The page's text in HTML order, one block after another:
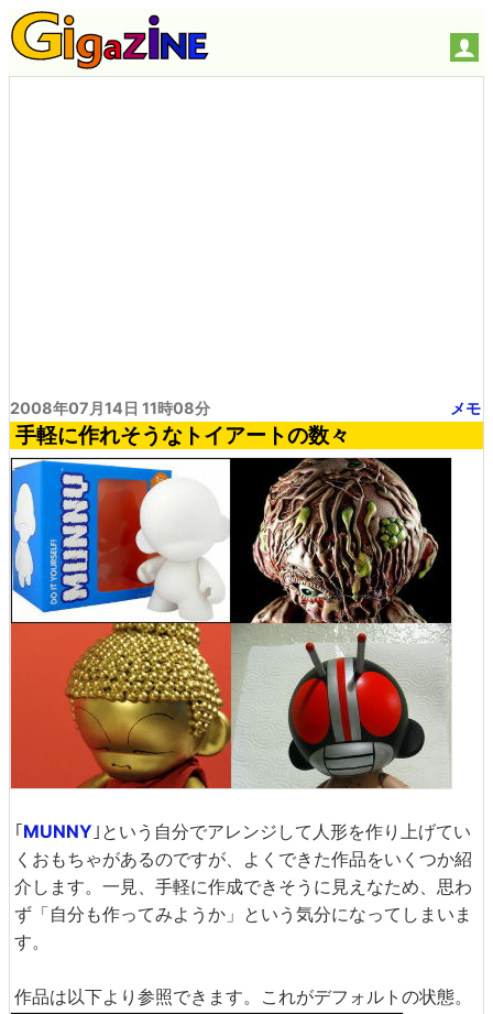
2008年07月14日 11時08分 メモ
手軽に作れそうなトイアートの数々
｢MUNNY ｣という自分でアレンジして人形を作り上げてい
くおもちゃがあるのですが、よくできた作品をいくつか紹
介します。一見、手軽に作成できそうに見えなため、思わ
ず「自分も作ってみようか」という気分になってしまいま
す。
作品は以下より参照できます。これがデフォルトの状態。